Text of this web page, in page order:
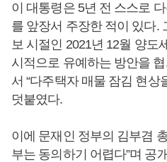
이 대통령은 5년 전 스스로
를 앞장서 주장한 적이 있다.
보 시절인 2021년 12월 양도
시적으로 유예하는 방안을
서 “다주택자 매물 잠김 현상
덧붙였다.
이에 문재인 정부의 김부겸
부는 동의하기 어렵다”며 공